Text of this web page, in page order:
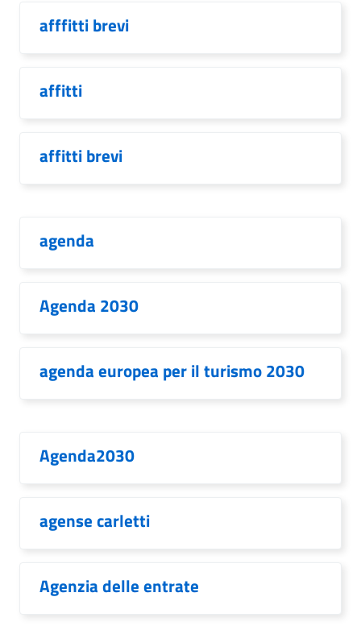
afffitti brevi
affitti
affitti brevi
agenda
Agenda 2030
agenda europea per il turismo 2030
Agenda2030
agense carletti
Agenzia delle entrate